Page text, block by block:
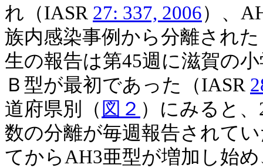
れ（IASR 27: 337, 2006）、
族内感染事例から分離され
生の報告は第45週に滋賀の
Ｂ型が最初であった（IASR
道府県別（ 図２ ）にみると
数の分離が毎週報告されて
てからAH3亜型が増加し始